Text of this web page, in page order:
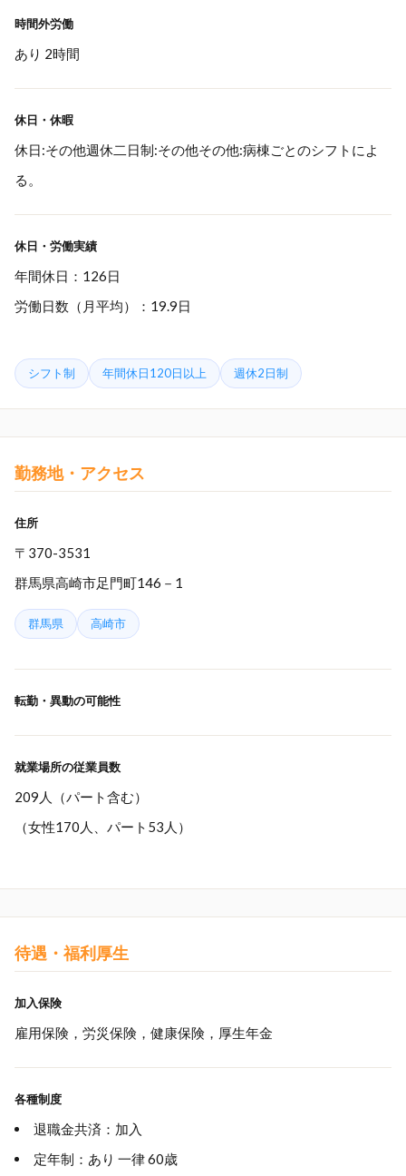
時間外労働
あり 2時間
休日・休暇
休日:その他週休二日制:その他その他:病棟ごとのシフトによ
る。
休日・労働実績
年間休日：126日
労働日数（月平均）：19.9日
シフト制 年間休日120日以上 週休2日制
勤務地・アクセス
住所
〒370-3531
群馬県高崎市足門町146－1
群馬県 高崎市
転勤・異動の可能性
就業場所の従業員数
209人（パート含む）
（女性170人、パート53人）
待遇・福利厚生
加入保険
雇用保険，労災保険，健康保険，厚生年金
各種制度
退職金共済：加入
定年制：あり 一律 60歳